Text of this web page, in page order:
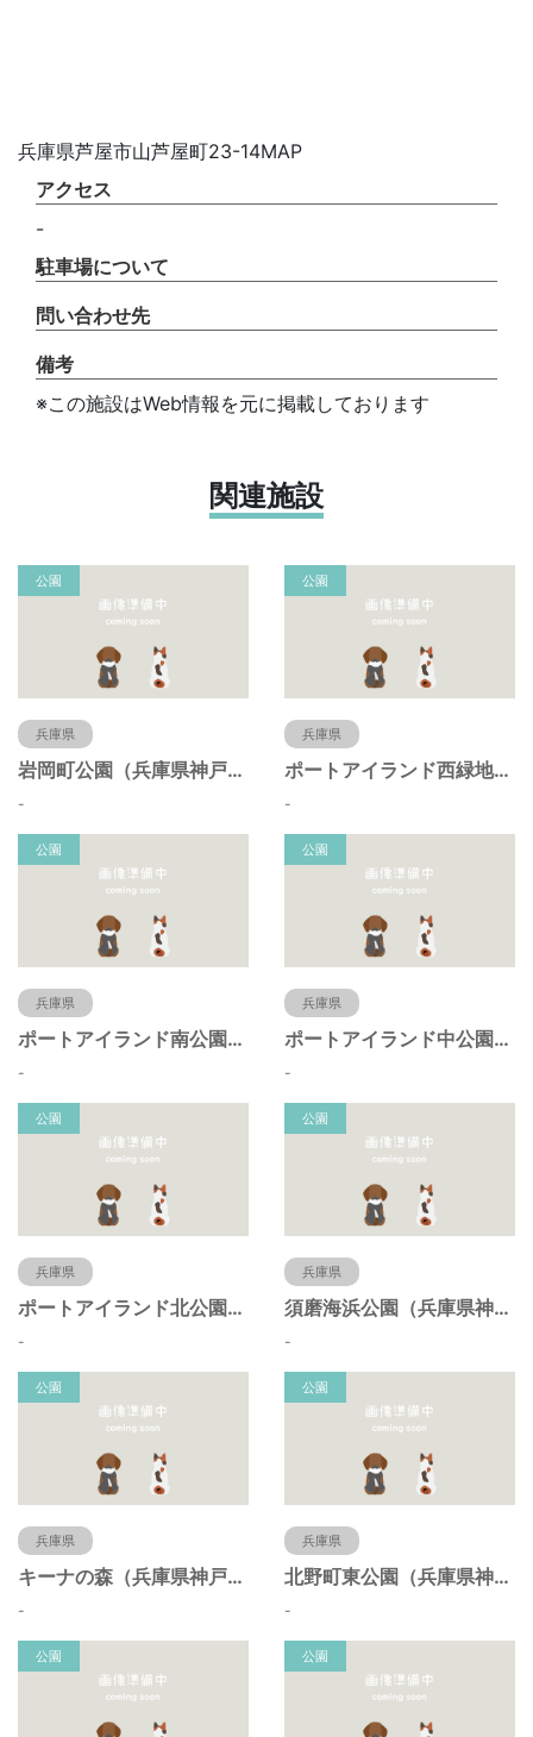
兵庫県芦屋市山芦屋町23-14MAP
アクセス
-
駐車場について
問い合わせ先
備考
※この施設はWeb情報を元に掲載しております
関連施設
公園
兵庫県
岩岡町公園（兵庫県神戸市）
-
公園
兵庫県
ポートアイランド西緑地（兵庫県神戸市）
-
公園
兵庫県
ポートアイランド南公園（兵庫県神戸市）
-
公園
兵庫県
ポートアイランド中公園（兵庫県神戸市）
-
公園
兵庫県
ポートアイランド北公園（兵庫県神戸市）
-
公園
兵庫県
須磨海浜公園（兵庫県神戸市）
-
公園
兵庫県
キーナの森（兵庫県神戸市）
-
公園
兵庫県
北野町東公園（兵庫県神戸市）
-
公園 公園